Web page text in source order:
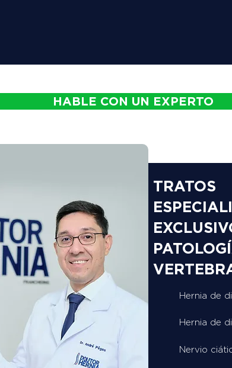
HABLE CON UN EXPERTO
TRATOS
Hernia de
Hernia de
Nervio